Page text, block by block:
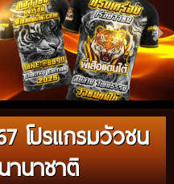
โปรแกรมวัวชน
านาชาติ